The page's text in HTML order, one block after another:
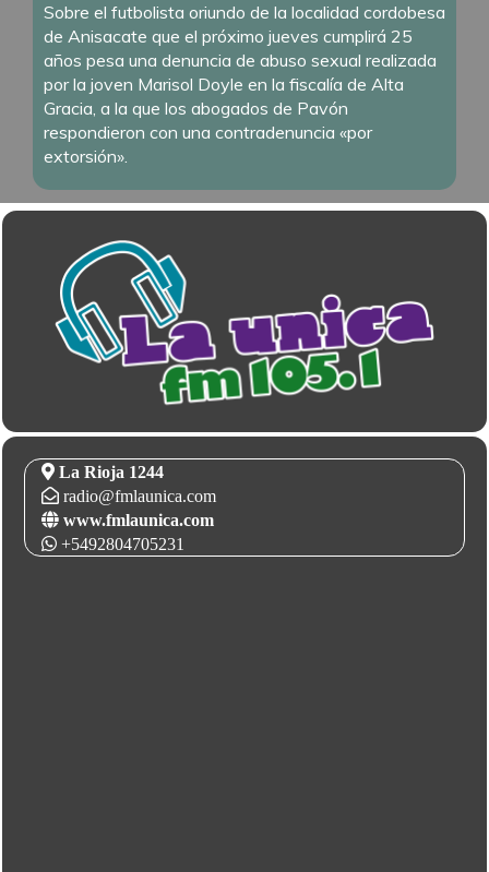
Sobre el futbolista oriundo de la localidad cordobesa
de Anisacate que el próximo jueves cumplirá 25
años pesa una denuncia de abuso sexual realizada
por la joven Marisol Doyle en la fiscalía de Alta
Gracia, a la que los abogados de Pavón
respondieron con una contradenuncia «por
extorsión».
La Rioja 1244
radio@fmlaunica.com
www.fmlaunica.com
+5492804705231